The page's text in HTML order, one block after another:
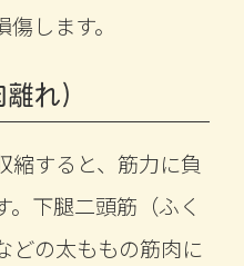
します。
れ）
縮すると、筋力に負
。下腿二頭筋（ふく
どの太ももの筋肉に